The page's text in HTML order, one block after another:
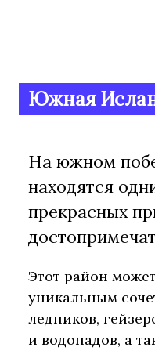
Южная
На южном
находятся
прекрасных
Этот район
уникальным
ледников,
и водопадов, а